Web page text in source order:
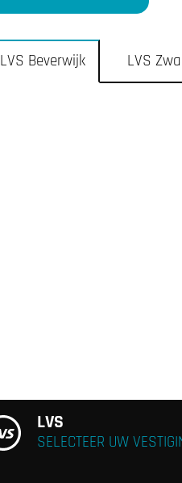
LVS Beverwijk LVS
LVS
SELECTEER UW